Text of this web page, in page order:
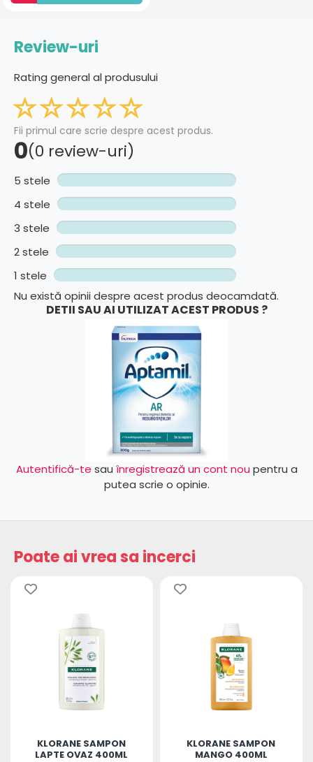
Review-uri
Rating general al produsului
Fii primul care scrie despre acest produs.
0(0 review-uri)
5 stele
4 stele
3 stele
2 stele
1 stele
Nu există opinii despre acest produs deocamdată.
DETII SAU AI UTILIZAT ACEST PRODUS ?
Autentifică-te sau înregistrează un cont nou pentru a
putea scrie o opinie.
Poate ai vrea sa incerci
KLORANE SAMPON
LAPTE OVAZ 400ML
KLORANE SAMPON
MANGO 400ML